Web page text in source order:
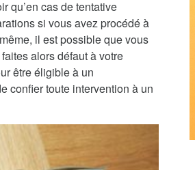
qu’en cas de tentative
si vous avez procédé à
il est possible que vous
alors défaut à votre
être éligible à un
confier toute intervention à un